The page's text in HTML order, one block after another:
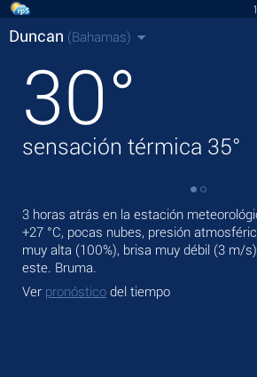
Duncan (Bahamas)
30°
sensación térmica 35°
3 horas atrás en la estación
+27 °C, pocas nubes, presión
muy alta (100%), brisa muy débil (3 m/s)
este. Bruma.
Ver pronóstico del tiempo